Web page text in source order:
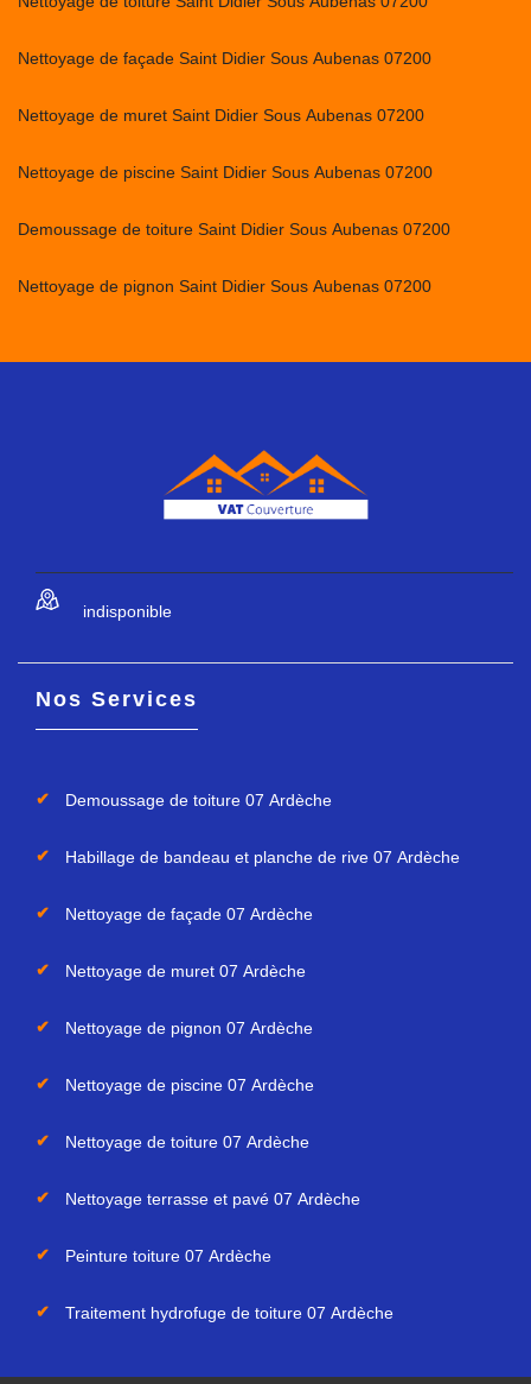
Nettoyage de façade Saint Didier Sous Aubenas 07200
Nettoyage de muret Saint Didier Sous Aubenas 07200
Nettoyage de piscine Saint Didier Sous Aubenas 07200
Demoussage de toiture Saint Didier Sous Aubenas 07200
Nettoyage de pignon Saint Didier Sous Aubenas 07200
indisponible
Nos Services
Demoussage de toiture 07 Ardèche
Habillage de bandeau et planche de rive 07 Ardèche
Nettoyage de façade 07 Ardèche
Nettoyage de muret 07 Ardèche
Nettoyage de pignon 07 Ardèche
Nettoyage de piscine 07 Ardèche
Nettoyage de toiture 07 Ardèche
Nettoyage terrasse et pavé 07 Ardèche
Peinture toiture 07 Ardèche
Traitement hydrofuge de toiture 07 Ardèche